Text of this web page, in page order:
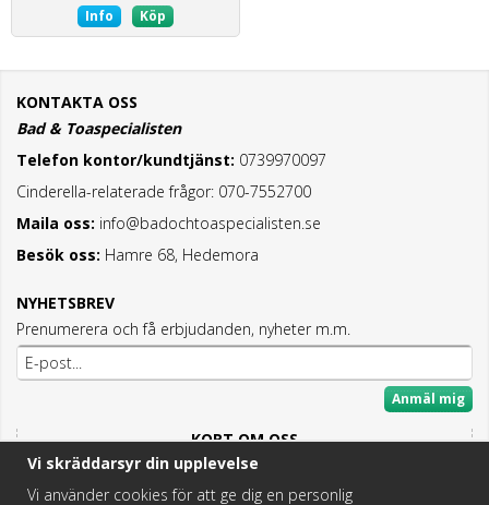
Info Köp
KONTAKTA OSS
Bad & Toaspecialisten
Telefon kontor/kundtjänst: 0739970097
Cinderella-relaterade frågor: 070-7552700
Maila oss: info@badochtoaspecialisten.se
Besök oss: Hamre 68, Hedemora
NYHETSBREV
Prenumerera och få erbjudanden, nyheter m.m.
Anmäl mig
KORT OM OSS
Här hittar du det bästa och mesta inom Badrum,
Fritidstoaletter och VVS.
Vi skräddarsyr din upplevelse
Vi använder cookies för att ge dig en personlig